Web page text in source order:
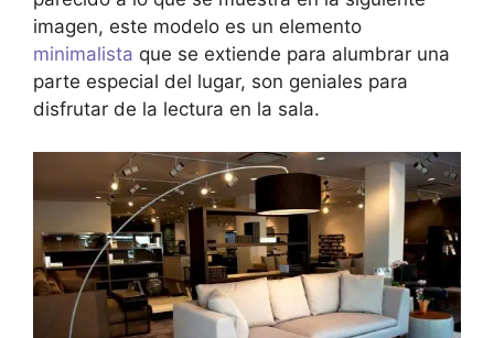
imagen, este modelo es un elemento
minimalista que se extiende para alumbrar una
parte especial del lugar, son geniales para
disfrutar de la lectura en la sala.